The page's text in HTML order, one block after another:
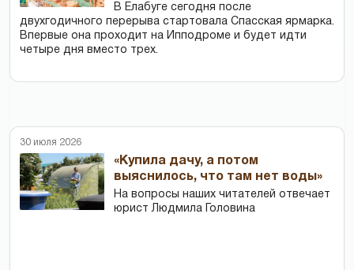
В Елабуге сегодня после
двухгодичного перерыва стартовала Спасская ярмарка.
Впервые она проходит на Ипподроме и будет идти
четыре дня вместо трех.
30 июля 2026
«Купила дачу, а потом
выяснилось, что там нет воды»
На вопросы наших читателей отвечает
юрист Людмила Головина